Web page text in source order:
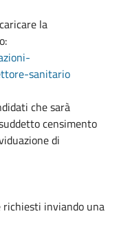
la
sanitario
che sarà
censimento
di
inviando una